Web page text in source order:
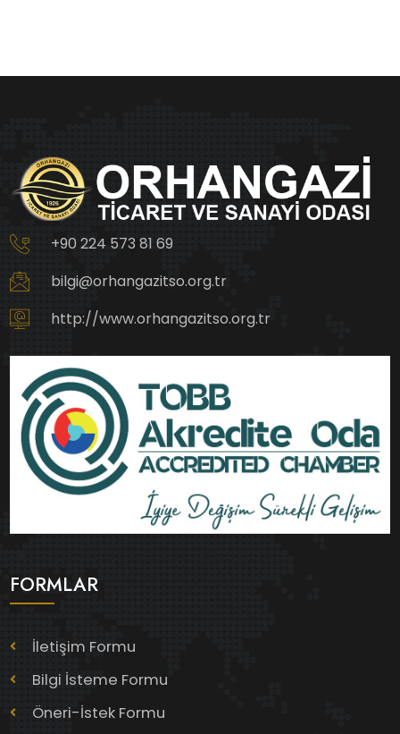
+90 224 573 81 69
bilgi@orhangazitso.org.tr
http://www.orhangazitso.org.tr
FORMLAR
İletişim Formu
Bilgi İsteme Formu
Öneri-İstek Formu